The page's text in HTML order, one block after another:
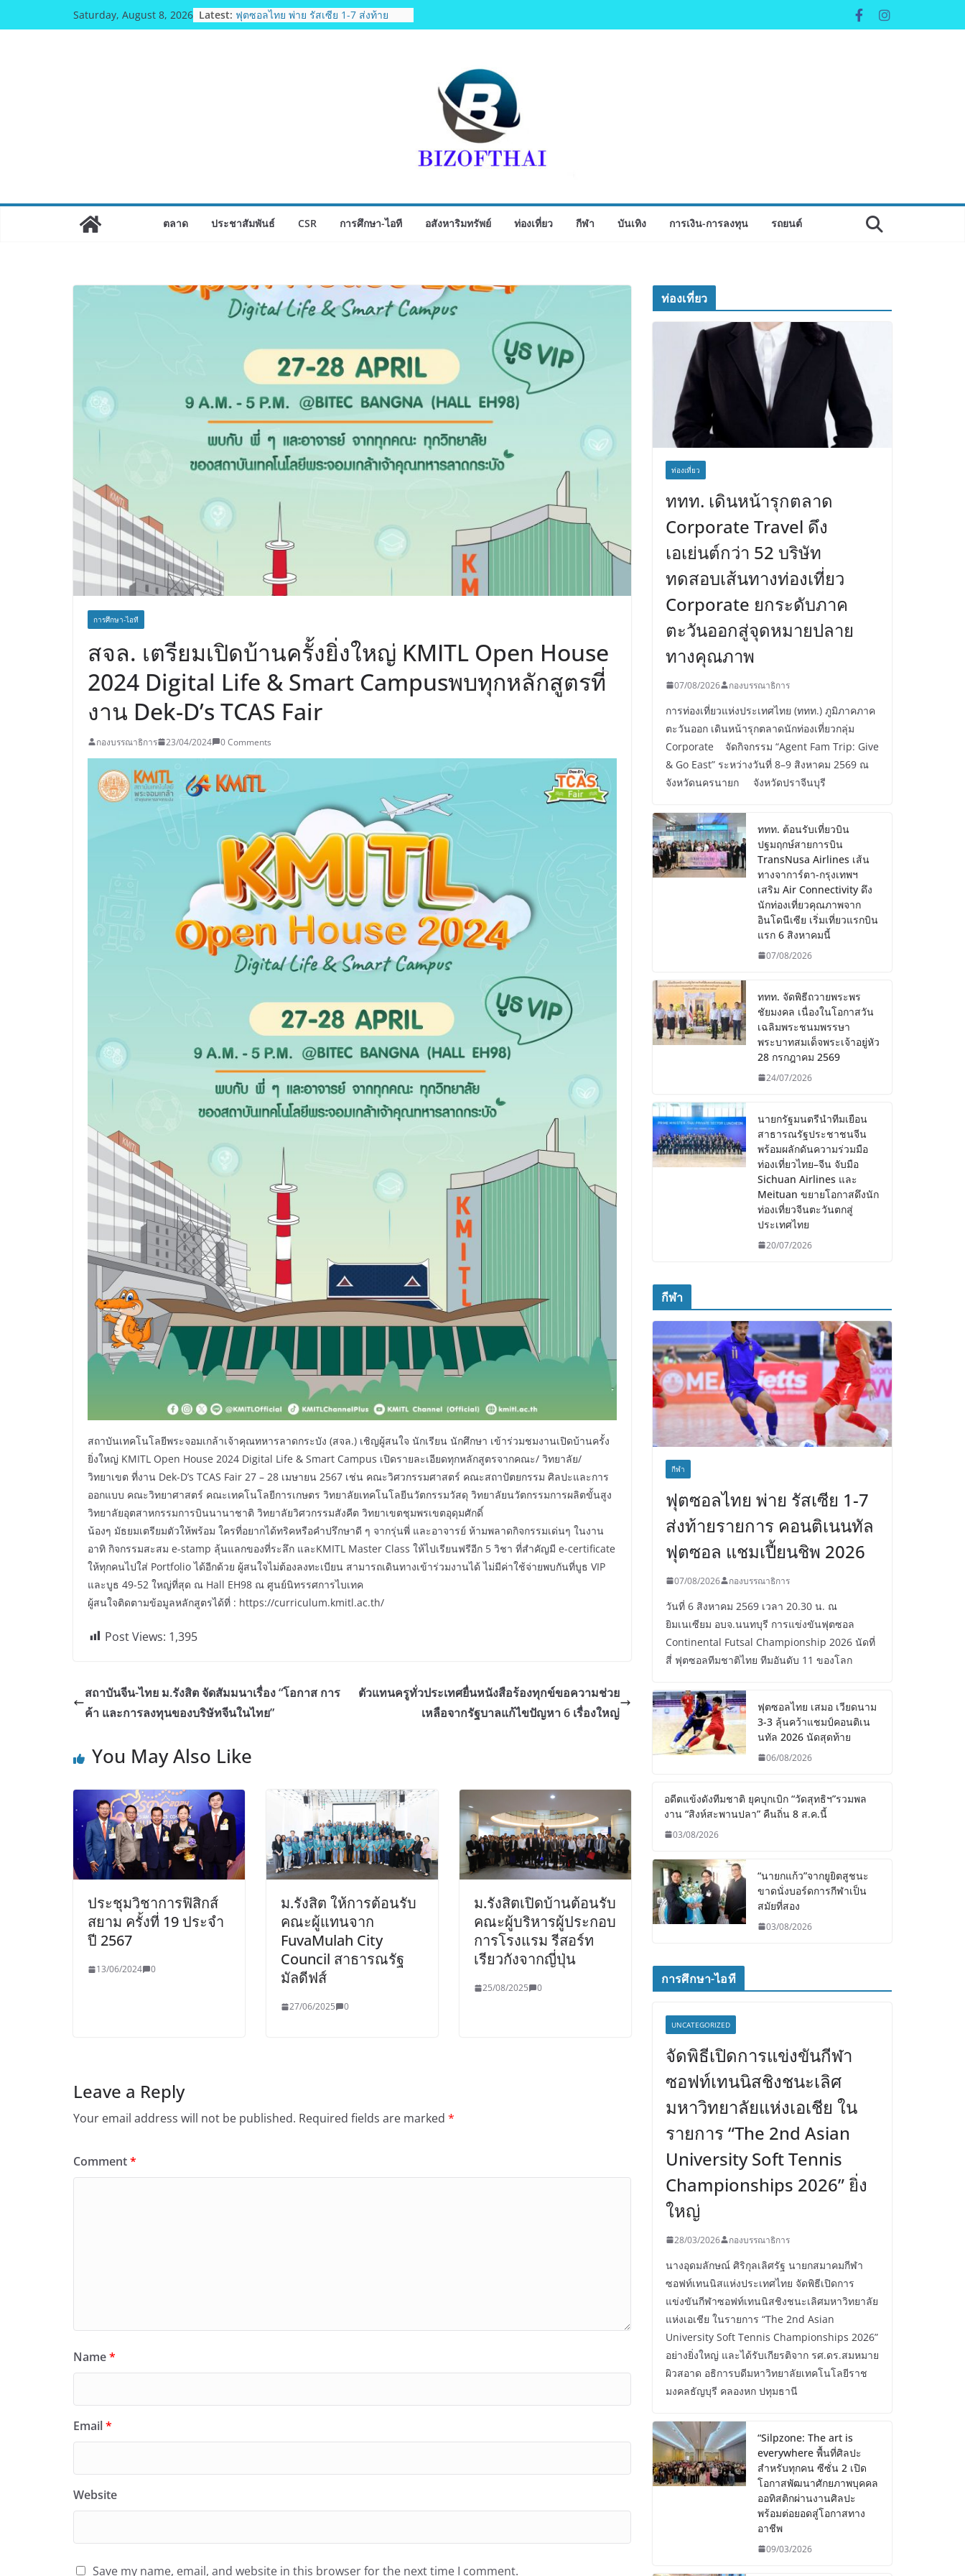
to
Saturday, August 8, 2026 Latest: ฟุตซอลไทย พ่าย รัสเซีย 1-7 ส่งท้าย
รายการ คอนติเนนทัล ฟุตซอล
สิงหาคมนี้
ม.วลัยลักษณ์ จับมือ รพ.กรุงเทพสิริโรจน์
ยกระดับสารสนเทศการแพทย์-
ตามธรรมาภิบาล แจงชัด MOU–
หลักสูตร–วีซ่าถูกต้องตามกฎหมาย พร้อม
จ่อดำเนินคดีผู้บิดเบือนข้อมูล
ตลาด ประชาสัมพันธ์ CSR การศึกษา-ไอที อสังหาริมทรัพย์ ท่องเที่ยว กีฬา บันเทิง การเงิน-การลงทุน รถยนต์
การศึกษา-ไอที
สจล. เตรียมเปิดบ้านครั้งยิ่งใหญ่ KMITL Open House
2024 Digital Life & Smart Campusพบทุกหลักสูตรที่
งาน Dek-D’s TCAS Fair
กองบรรณาธิการ 23/04/2024 0 Comments
สถาบันเทคโนโลยีพระจอมเกล้าเจ้าคุณทหารลาดกระบัง (สจล.) เชิญผู้สนใจ นักเรียน นักศึกษา เข้าร่วมชมงานเปิดบ้านครั้ง
ยิ่งใหญ่ KMITL Open House 2024 Digital Life & Smart Campus เปิดรายละเอียดทุกหลักสูตรจากคณะ/ วิทยาลัย/
วิทยาเขต ที่งาน Dek-D’s TCAS Fair 27 – 28 เมษายน 2567 เช่น คณะวิศวกรรมศาสตร์ คณะสถาปัตยกรรม ศิลปะและการ
ออกแบบ คณะวิทยาศาสตร์ คณะเทคโนโลยีการเกษตร วิทยาลัยเทคโนโลยีนวัตกรรมวัสดุ วิทยาลัยนวัตกรรมการผลิตขั้นสูง
วิทยาลัยอุตสาหกรรมการบินนานาชาติ วิทยาลัยวิศวกรรมสังคีต วิทยาเขตชุมพรเขตอุดุมศักดิ์
น้องๆ มัธยมเตรียมตัวให้พร้อม ใครที่อยากได้ทริคหรือคำปรึกษาดี ๆ จากรุ่นพี่ และอาจารย์ ห้ามพลาดกิจกรรมเด่นๆ ในงาน
อาทิ กิจกรรมสะสม e-stamp ลุ้นแลกของที่ระลึก และKMITL Master Class ให้ไปเรียนฟรีอีก 5 วิชา ที่สำคัญมี e-certificate
ให้ทุกคนไปใส่ Portfolio ได้อีกด้วย ผู้สนใจไม่ต้องลงทะเบียน สามารถเดินทางเข้าร่วมงานได้ ไม่มีค่าใช้จ่ายพบกันที่บูธ VIP
และบูธ 49-52 ใหญ่ที่สุด ณ Hall EH98 ณ ศูนย์นิทรรศการไบเทค
ผู้สนใจติดตามข้อมูลหลักสูตรได้ที่ : https://curriculum.kmitl.ac.th/
Post Views: 1,395
สถาบันจีน-ไทย ม.รังสิต จัดสัมมนาเรื่อง “โอกาส การ
ค้า และการลงทุนของบริษัทจีนในไทย”
ตัวแทนครูทั่วประเทศยื่นหนังสือร้องทุกข์ขอความช่วย
เหลือจากรัฐบาลแก้ไขปัญหา 6 เรื่องใหญ่
You May Also Like
ประชุมวิชาการฟิสิกส์
สยาม ครั้งที่ 19 ประจำ
ปี 2567
13/06/2024 0
ม.รังสิต ให้การต้อนรับ
คณะผู้แทนจาก
FuvaMulah City
Council สาธารณรัฐ
มัลดีฟส์
27/06/2025 0
ม.รังสิตเปิดบ้านต้อนรับ
คณะผู้บริหารผู้ประกอบ
การโรงแรม รีสอร์ท
เรียวกังจากญี่ปุ่น
25/08/2025 0
Leave a Reply
Your email address will not be published. Required fields are marked *
Comment*
Name*
Email*
Website
Save my name, email, and website in this browser for the next time I comment.
ท่องเที่ยว
ท่องเที่ยว
ททท. เดินหน้ารุกตลาด
Corporate Travel ดึง
เอเย่นต์กว่า 52 บริษัท
ทดสอบเส้นทางท่องเที่ยว
Corporate ยกระดับภาค
ตะวันออกสู่จุดหมายปลาย
ทางคุณภาพ
07/08/2026 กองบรรณาธิการ
การท่องเที่ยวแห่งประเทศไทย (ททท.) ภูมิภาคภาค
ตะวันออก เดินหน้ารุกตลาดนักท่องเที่ยวกลุ่ม
Corporate จัดกิจกรรม “Agent Fam Trip: Give
& Go East” ระหว่างวันที่ 8–9 สิงหาคม 2569 ณ
จังหวัดนครนายก จังหวัดปราจีนบุรี
ททท. ต้อนรับเที่ยวบิน
ปฐมฤกษ์สายการบิน
TransNusa Airlines เส้น
ทางจาการ์ตา-กรุงเทพฯ
เสริม Air Connectivity ดึง
นักท่องเที่ยวคุณภาพจาก
อินโดนีเซีย เริ่มเที่ยวแรกบิน
แรก 6 สิงหาคมนี้
07/08/2026
ททท. จัดพิธีถวายพระพร
ชัยมงคล เนื่องในโอกาสวัน
เฉลิมพระชนมพรรษา
พระบาทสมเด็จพระเจ้าอยู่หัว
28 กรกฎาคม 2569
24/07/2026
นายกรัฐมนตรีนำทีมเยือน
สาธารณรัฐประชาชนจีน
พร้อมผลักดันความร่วมมือ
ท่องเที่ยวไทย–จีน จับมือ
Sichuan Airlines และ
Meituan ขยายโอกาสดึงนัก
ท่องเที่ยวจีนตะวันตกสู่
ประเทศไทย
20/07/2026
กีฬา
กีฬา
ฟุตซอลไทย พ่าย รัสเซีย 1-7
ส่งท้ายรายการ คอนติเนนทัล
ฟุตซอล แชมเปี้ยนชิพ 2026
07/08/2026 กองบรรณาธิการ
วันที่ 6 สิงหาคม 2569 เวลา 20.30 น. ณ
ยิมเนเซียม อบจ.นนทบุรี การแข่งขันฟุตซอล
Continental Futsal Championship 2026 นัดที่
สี่ ฟุตซอลทีมชาติไทย ทีมอันดับ 11 ของโลก
ฟุตซอลไทย เสมอ เวียดนาม
3-3 ลุ้นคว้าแชมป์คอนติเน
นทัล 2026 นัดสุดท้าย
06/08/2026
อดีตแข้งดังทีมชาติ ยุคบุกเบิก “วัดสุทธิฯ”รวมพล
งาน “สิงห์สะพานปลา” คืนถิ่น 8 ส.ค.นี้
03/08/2026
“นายกแก้ว”จากยูยิตสูชนะ
ขาดนั่งบอร์ดการกีฬาเป็น
สมัยที่สอง
03/08/2026
การศึกษา-ไอที
UNCATEGORIZED
จัดพิธีเปิดการแข่งขันกีฬา
ซอฟท์เทนนิสชิงชนะเลิศ
มหาวิทยาลัยแห่งเอเชีย ใน
รายการ “The 2nd Asian
University Soft Tennis
Championships 2026” ยิ่ง
ใหญ่
28/03/2026 กองบรรณาธิการ
นางอุดมลักษณ์ ศิริกุลเลิศรัฐ นายกสมาคมกีฬา
ซอฟท์เทนนิสแห่งประเทศไทย จัดพิธีเปิดการ
แข่งขันกีฬาซอฟท์เทนนิสชิงชนะเลิศมหาวิทยาลัย
แห่งเอเชีย ในรายการ “The 2nd Asian
University Soft Tennis Championships 2026”
อย่างยิ่งใหญ่ และได้รับเกียรติจาก รศ.ดร.สมหมาย
ผิวสอาด อธิการบดีมหาวิทยาลัยเทคโนโลยีราช
มงคลธัญบุรี คลองหก ปทุมธานี
“Silpzone: The art is
everywhere พื้นที่ศิลปะ
สำหรับทุกคน ซีซั่น 2 เปิด
โอกาสพัฒนาศักยภาพบุคคล
ออทิสติกผ่านงานศิลปะ
พร้อมต่อยอดสู่โอกาสทาง
อาชีพ
09/03/2026